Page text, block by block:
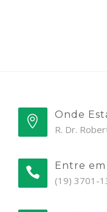
Onde
R. Dr.
Entre
(19) 3701-